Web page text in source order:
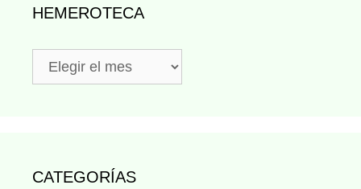
HEMEROTECA
Hemeroteca
CATEGORÍAS